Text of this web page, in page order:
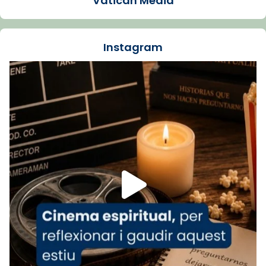
La Carmina va patir depressió. Fa gairebé
dos mesos, a l'Estadi Lluís Companys, la
Recupera l'entrevista comp
Vatican
tican News 👇
www.vaticannews.va/es/iglesia/news/2026-
07/carmina-historia-depresion-papa-viaje-
espana-testimoni...
Foto
View on Facebook · Share
Arquebisbat de Barcelona
1 week ago
«Avui les santes Juliana i Semproniana ens
ajuden a alçar la mirada»
Instagram